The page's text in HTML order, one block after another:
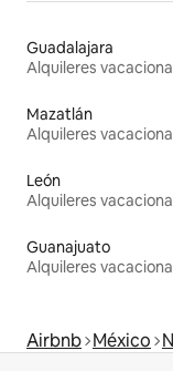
Guadalajara
Alquileres
Mazatlán
Alquileres
León
Alquileres
Guanajuato
Alquileres
Airbnb México